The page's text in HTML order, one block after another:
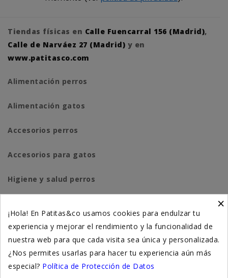
Tiendas físicas en Calle Fuencarral 156 (Madrid),
Calle de Narváez 27 (Madrid) y en
www.patitasco.com
Alimentación perros
Alimentación gatos
Accesorios perros
Accesorios para gatos
Higiene y salud perros
Suplementación natural
Otros
×
¡Hola! En Patitas&co usamos cookies para endulzar tu
experiencia y mejorar el rendimiento y la funcionalidad de
nuestra web para que cada visita sea única y personalizada.
¿Nos permites usarlas para hacer tu experiencia aún más
especial? Política de Protección de Datos